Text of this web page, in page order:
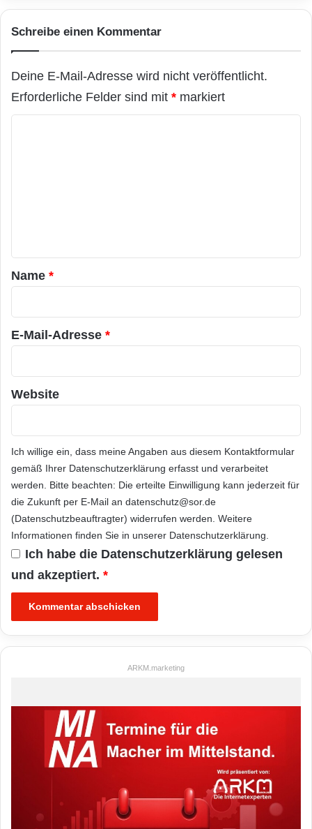
Schreibe einen Kommentar
Deine E-Mail-Adresse wird nicht veröffentlicht.
Erforderliche Felder sind mit * markiert
a
r
*
Name *
E-Mail-Adresse *
Website
Ich willige ein, dass meine Angaben aus diesem Kontaktformular
gemäß Ihrer Datenschutzerklärung erfasst und verarbeitet
werden. Bitte beachten: Die erteilte Einwilligung kann jederzeit für
die Zukunft per E-Mail an datenschutz@sor.de
(Datenschutzbeauftragter) widerrufen werden. Weitere
Informationen finden Sie in unserer Datenschutzerklärung.
Ich habe die Datenschutzerklärung gelesen
und akzeptiert. *
ARKM.marketing